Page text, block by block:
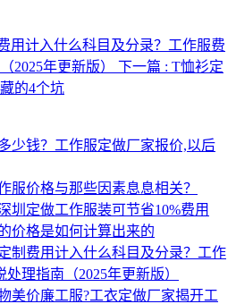
用计入什么科目及分录？工作服费
2025年更新版） 下一篇 : T恤衫定
的4个坑
少钱？工作服定做厂家报价,以后
服价格与那些因素息息相关？
圳定做工作服装可节省10%费用
价格是如何计算出来的
制费用计入什么科目及分录？工作
理指南（2025年更新版）
美价廉工服?工衣定做厂家揭开工